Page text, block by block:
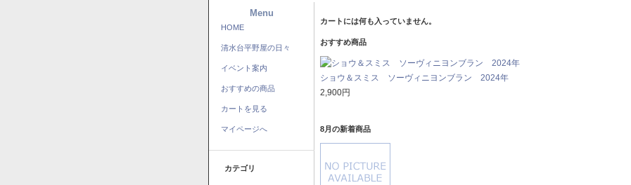
Menu
HOME
清水台平野屋の日々
イベント案内
おすすめの商品
カートを見る
マイページへ
カテゴリ
カートには何も入っていません。
おすすめ商品
ショウ＆スミス ソーヴィニヨンブラン 2024年
2,900円
8月の新着商品